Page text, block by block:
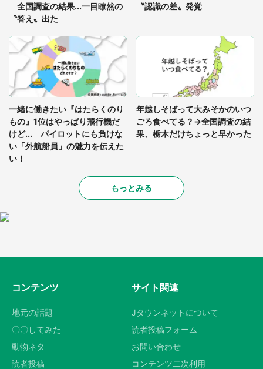
全国調査の結果...一目瞭然の
〝答え〟出た
〝認識の差〟発覚
一緒に働きたい『はたらくのり
もの』1位はやっぱり飛行機だ
けど... パイロットにも負けな
い「外航船員」の魅力を伝えた
い！
年越しそばって大みそかのいつ
ごろ食べてる？→全国調査の結
果、栃木だけちょっと早かった
もっとみる
コンテンツ
地元の話題
〇〇してみた
動物ネタ
読者投稿
サイト関連
Jタウンネットについて
読者投稿フォーム
お問い合わせ
コンテンツ二次利用